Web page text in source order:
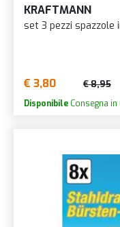
KRAFTMANN
set 3 pezzi
€ 3,80 € 8,95
Disponibile Consegna